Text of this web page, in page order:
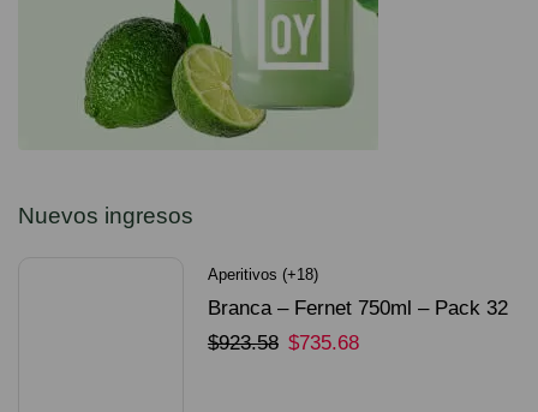
Nuevos ingresos
Aperitivos (+18)
Branca – Fernet 750ml – Pack 32
Unidades
$923.58 $735.68